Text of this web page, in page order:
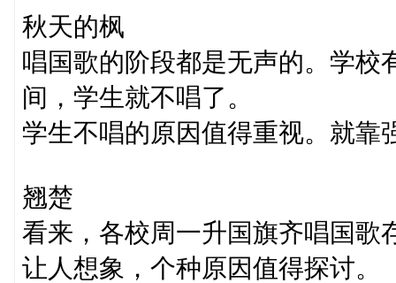
秋天的枫
唱国歌的阶段都是无声的。学校
间，学生就不唱了。
学生不唱的原因值得重视。就靠
翘楚
看来，各校周一升国旗齐唱国歌
让人想象，个种原因值得探讨。